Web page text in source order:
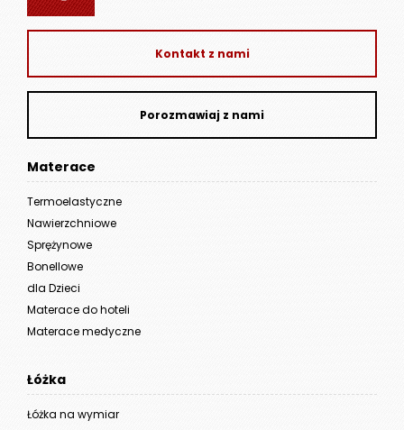
Kontakt z nami
Porozmawiaj z nami
Materace
Termoelastyczne
Nawierzchniowe
Sprężynowe
Bonellowe
dla Dzieci
Materace do hoteli
Materace medyczne
Łóżka
Łóżka na wymiar